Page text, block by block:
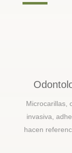
Microcarillas,
invasiva,
hacen